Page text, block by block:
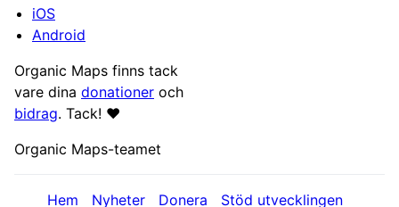
iOS
Android
Organic Maps finns tack
vare dina donationer och
bidrag. Tack! ❤️
Organic Maps-teamet
Hem Nyheter Donera
Stöd utvecklingen